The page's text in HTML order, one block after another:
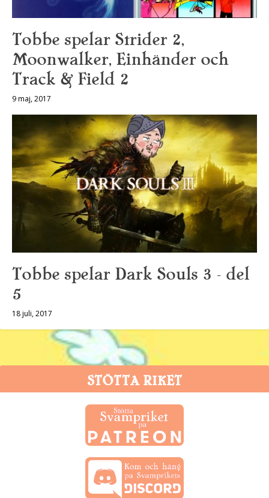
Tobbe spelar Strider 2,
Moonwalker, Einhänder och
Track & Field 2
9 maj, 2017
Tobbe spelar Dark Souls 3 – del
5
18 juli, 2017
STÖTTA RIKET